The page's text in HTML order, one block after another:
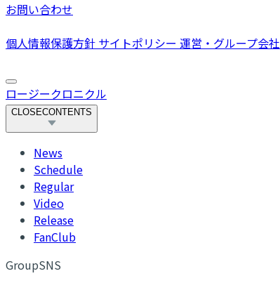
お問い合わせ
個人情報保護方針 サイトポリシー 運営・グループ会社
ロージークロニクル
CLOSECONTENTS
News
Schedule
Regular
Video
Release
FanClub
GroupSNS